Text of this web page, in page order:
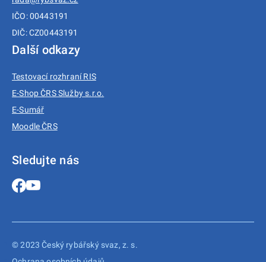
IČO: 00443191
DIČ: CZ00443191
Další odkazy
Testovací rozhraní RIS
E-Shop ČRS Služby s.r.o.
E-Sumář
Moodle ČRS
Sledujte nás
© 2023 Český rybářský svaz, z. s.